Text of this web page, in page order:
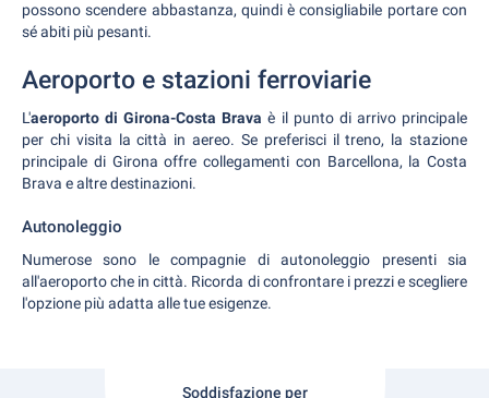
possono scendere abbastanza, quindi è consigliabile portare con
sé abiti più pesanti.
Aeroporto e stazioni ferroviarie
L'aeroporto di Girona-Costa Brava è il punto di arrivo principale
per chi visita la città in aereo. Se preferisci il treno, la stazione
principale di Girona offre collegamenti con Barcellona, la Costa
Brava e altre destinazioni.
Autonoleggio
Numerose sono le compagnie di autonoleggio presenti sia
all'aeroporto che in città. Ricorda di confrontare i prezzi e scegliere
l'opzione più adatta alle tue esigenze.
Soddisfazione per